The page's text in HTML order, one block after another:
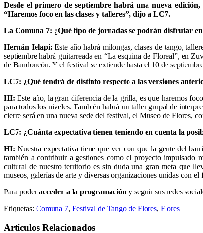
Desde el primero de septiembre habrá una nueva
“Haremos foco en las clases y talleres”, dijo a LC7.
La Comuna 7: ¿Qué tipo de jornadas se podrán disfrutar en
Hernán Ielapi:Este año habrá milongas, clases de tango,
septiembre habrá guitarreada en “La esquina de Floreal”, en
de Bandoneón. Y el festival se extiende hasta el 10 de
LC7: ¿Qué tendrá de distinto respecto a las versiones
HI:Este año, la gran diferencia de la grilla, es que haremos
para todos los niveles. También habrá un taller grupal de
cierre será en una nueva sede del festival, el Museo de Flores,
LC7: ¿Cuánta expectativa tienen teniendo en cuenta la
HI: Nuestra expectativa tiene que ver con que la gente del
también a contribuir a gestiones como el proyecto impulsado
cultural de nuestro territorio es sin duda una gran meta que
museos, galerías de arte y diversas organizaciones unidas con
Para poderacceder a la programación y seguir sus redes
Etiquetas: Comuna 7, Festival de Tango de Flores, Flores
Artículos Relacionados